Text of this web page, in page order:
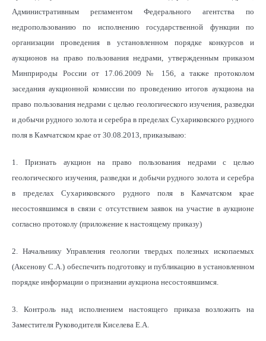
Административным регламентом Федерального агентства по
недропользованию по исполнению государственной функции по
организации проведения в установленном порядке конкурсов и
аукционов на право пользования недрами, утвержденным приказом
Минприроды России от 17.06.2009 № 156, а также протоколом
заседания аукционной комиссии по проведению итогов аукциона на
право пользования недрами с целью геологического изучения, разведки
и добычи рудного золота и серебра в пределах Сухариковского рудного
поля в Камчатском крае от 30.08.2013, приказываю:
1. Признать аукцион на право пользования недрами с целью
геологического изучения, разведки и добычи рудного золота и серебра
в пределах Сухариковского рудного поля в Камчатском крае
несостоявшимся в связи с отсутствием заявок на участие в аукционе
согласно протоколу (приложение к настоящему приказу)
2. Начальнику Управления геологии твердых полезных ископаемых
(Аксенову С.А.) обеспечить подготовку и публикацию в установленном
порядке информации о признании аукциона несостоявшимся.
3. Контроль над исполнением настоящего приказа возложить на
Заместителя Руководителя Киселева Е.А.